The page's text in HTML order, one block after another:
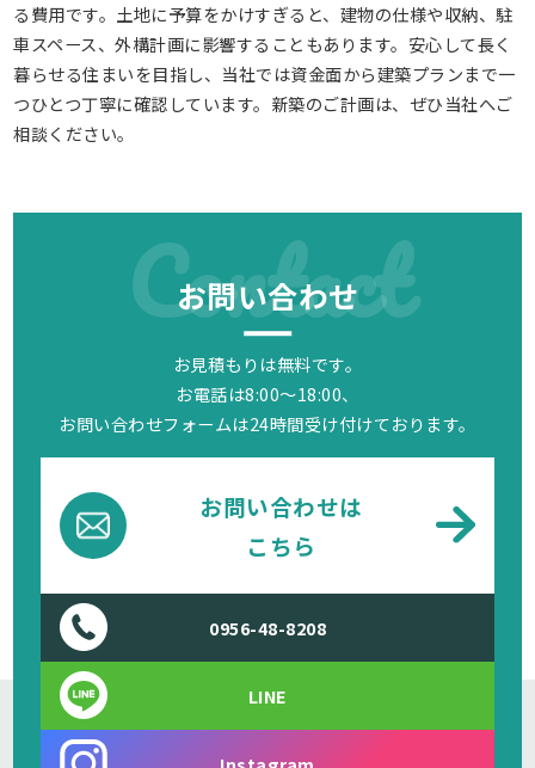
る費用です。土地に予算をかけすぎると、建物の仕様や収納、駐
車スペース、外構計画に影響することもあります。安心して長く
暮らせる住まいを目指し、当社では資金面から建築プランまで一
つひとつ丁寧に確認しています。新築のご計画は、ぜひ当社へご
相談ください。
Contact
お問い合わせ
お見積もりは無料です。
お電話は8:00～18:00、
お問い合わせフォームは24時間受け付けております。
お問い合わせは
こちら
0956-48-8208
LINE